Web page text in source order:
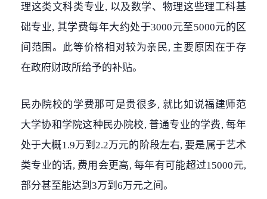
理这类文科类专业, 以及数学、物理这些理工科基
础专业, 其学费每年大约处于3000元至5000元的区
间范围。此等价格相对较为亲民, 主要原因在于存
在政府财政所给予的补贴。
民办院校的学费那可是贵很多, 就比如说福建师范
大学协和学院这种民办院校, 普通专业的学费, 每年
处于大概1.9万到2.2万元的阶段左右, 要是属于艺术
类专业的话, 费用会更高, 每年有可能超过15000元,
部分甚至能达到3万到6万元之间。